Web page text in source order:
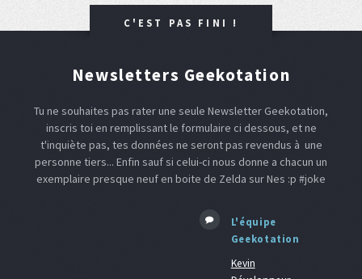
C'EST PAS FINI !
Newsletters Geekotation
Tu ne souhaites pas rater une seule Newsletter Geekotation,
inscris toi en remplissant le formulaire ci dessous, et ne
t'inquiète pas, tes données ne seront pas revendus à une
personne tiers... Enfin sauf si celui-ci nous donne a chacun un
exemplaire presque neuf en boite de Zelda sur Nes :p #joke
L'équipe
Geekotation
Kevin